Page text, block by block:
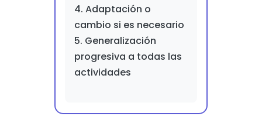
4. Adaptación o
cambio si es necesario
5. Generalización
progresiva a todas las
actividades